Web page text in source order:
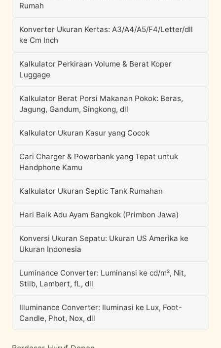
Rumah
Konverter Ukuran Kertas: A3/A4/A5/F4/Letter/dll
ke Cm Inch
Kalkulator Perkiraan Volume & Berat Koper
Luggage
Kalkulator Berat Porsi Makanan Pokok: Beras,
Jagung, Gandum, Singkong, dll
Kalkulator Ukuran Kasur yang Cocok
Cari Charger & Powerbank yang Tepat untuk
Handphone Kamu
Kalkulator Ukuran Septic Tank Rumahan
Hari Baik Adu Ayam Bangkok (Primbon Jawa)
Konversi Ukuran Sepatu: Ukuran US Amerika ke
Ukuran Indonesia
Luminance Converter: Luminansi ke cd/m², Nit,
Stilb, Lambert, fL, dll
Illuminance Converter: Iluminasi ke Lux, Foot-
Candle, Phot, Nox, dll